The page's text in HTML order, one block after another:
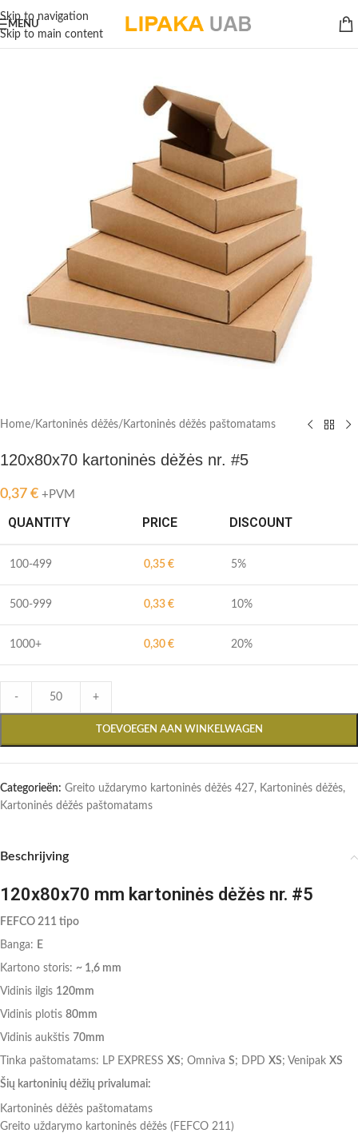
Skip to navigation
Skip to main content
MENU
Home/ Kartoninės dėžės/ Kartoninės dėžės paštomatams
120x80x70 kartoninės dėžės nr. #5
0,37 € +PVM
QUANTITY PRICE DISCOUNT
100-499 0,35 € 5%
500-999 0,33 € 10%
1000+ 0,30 € 20%
- +
TOEVOEGEN AAN WINKELWAGEN
Categorieën: Greito uždarymo kartoninės dėžės 427, Kartoninės dėžės,
Kartoninės dėžės paštomatams
Beschrijving
120x80x70 mm kartoninės dėžės nr. #5
FEFCO 211 tipo
Banga: E
Kartono storis: ~ 1,6 mm
Vidinis ilgis 120mm
Vidinis plotis 80mm
Vidinis aukštis 70mm
Tinka paštomatams: LP EXPRESS XS; Omniva S; DPD XS; Venipak XS
Šių kartoninių dėžių privalumai:
Kartoninės dėžės paštomatams
Greito uždarymo kartoninės dėžės (FEFCO 211)